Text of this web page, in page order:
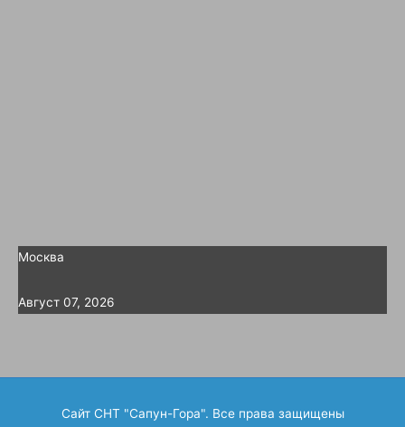
Москва
Август 07, 2026
Сайт СНТ "Сапун-Гора". Все права защищены